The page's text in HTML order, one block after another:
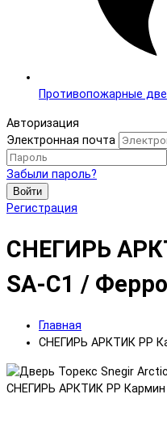
Противопожарные
Авторизация
Электронная почта
Забыли пароль?
Войти
Регистрация
СНЕГИРЬ
SA-C1 /
Главная
СНЕГИРЬ АРКТИК PP
СНЕГИРЬ АРКТИК PP Кармин